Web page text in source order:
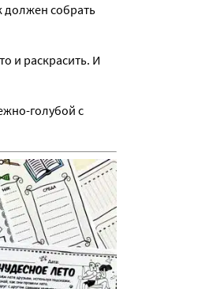
должен собрать
и раскрасить. И
голубой с